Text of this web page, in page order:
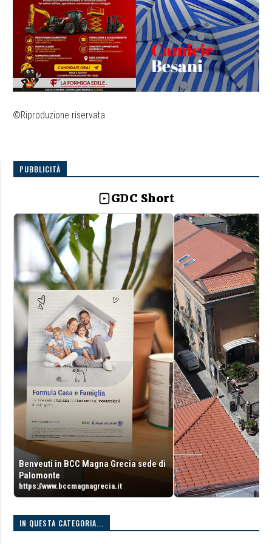
©Riproduzione riservata
PUBBLICITÀ
GDC Short
Benveuti in BCC Magna Grecia sede di
Palomonte
https://www.bccmagnagrecia.it
IN QUESTA CATEGORIA...